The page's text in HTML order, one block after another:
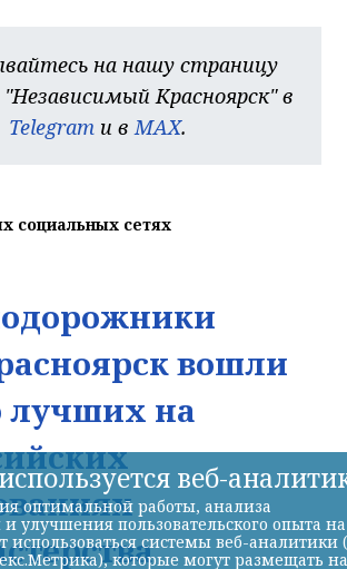
на нашу страницу
Красноярск" в
Telegram и вMAX.
социальных сетях
вошли
лучших на
веб-
оптимальной работы, анализа
улучшения пользовательского опыта на
использоваться системы веб-аналитики
которые могут размещать на